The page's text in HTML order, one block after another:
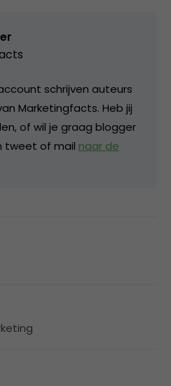
schrijven auteurs
Marketingfacts. Heb jij
of wil je graag blogger
tweet of mail naar de